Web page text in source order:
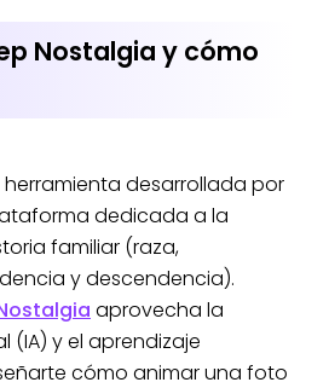
Nostalgia y cómo
desarrollada por
dedicada a la
familiar (raza,
y descendencia).
aprovecha la
(IA) y el aprendizaje
cómo animar una foto